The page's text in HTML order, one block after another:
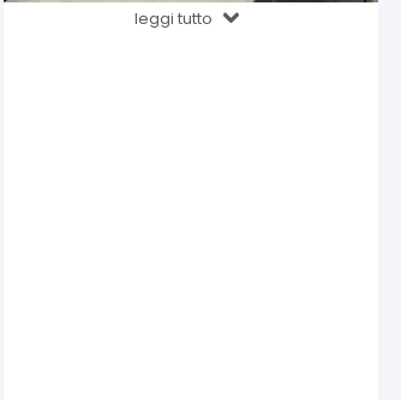
leggi tutto